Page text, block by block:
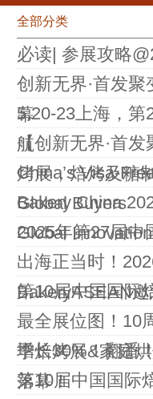
全部分类
必读| 参展攻略
创新无界·首发
幕
5.20-23上海，
航
【创新无界·首
烤展，焙烤及糖
China’s Visa-
Global Buyers
Bakery China
Global Innovation
2025年第27届中
出海正当时！
BakeryASEAN
第10届中国国际
最全展位图！10
季焙烤展&家庭
增长30%！翻番
落幕！
第10届中国国际